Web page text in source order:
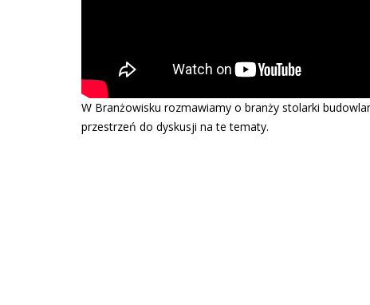
W Branżowisku rozmawiamy o branży stolarki
przestrzeń do dyskusji na te tematy.